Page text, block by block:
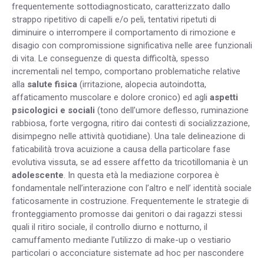
frequentemente sottodiagnosticato, caratterizzato dallo
strappo ripetitivo di capelli e/o peli, tentativi ripetuti di
diminuire o interrompere il comportamento di rimozione e
disagio con compromissione significativa nelle aree funzionali
di vita. Le conseguenze di questa difficoltà, spesso
incrementali nel tempo, comportano problematiche relative
alla salute fisica (irritazione, alopecia autoindotta,
affaticamento muscolare e dolore cronico) ed agli aspetti
psicologici e sociali (tono dell’umore deflesso, ruminazione
rabbiosa, forte vergogna, ritiro dai contesti di socializzazione,
disimpegno nelle attività quotidiane). Una tale delineazione di
faticabilità trova acuizione a causa della particolare fase
evolutiva vissuta, se ad essere affetto da tricotillomania è un
adolescente. In questa età la mediazione corporea è
fondamentale nell’interazione con l’altro e nell’ identità sociale
faticosamente in costruzione. Frequentemente le strategie di
fronteggiamento promosse dai genitori o dai ragazzi stessi
quali il ritiro sociale, il controllo diurno e notturno, il
camuffamento mediante l’utilizzo di make-up o vestiario
particolari o acconciature sistemate ad hoc per nascondere